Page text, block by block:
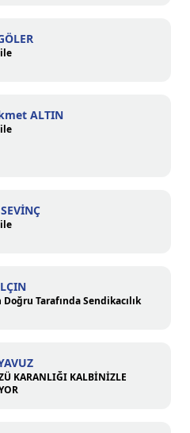
ALTIN
Tarafında Sendikacılık
KARANLIĞI KALBİNİZLE